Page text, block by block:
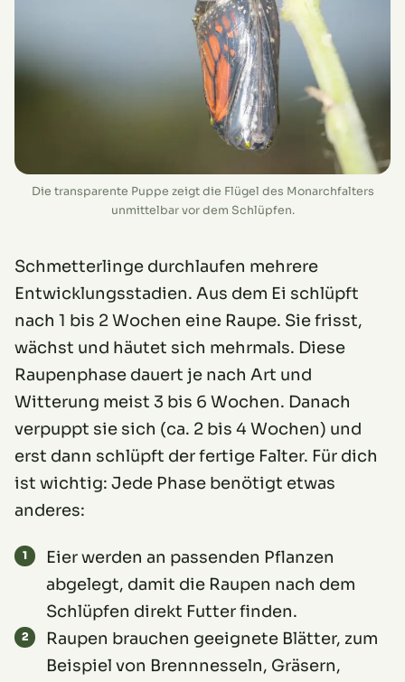
Die transparente Puppe zeigt die Flügel des Monarchfalters
unmittelbar vor dem Schlüpfen.
Schmetterlinge durchlaufen mehrere
Entwicklungsstadien. Aus dem Ei schlüpft
nach 1 bis 2 Wochen eine Raupe. Sie frisst,
wächst und häutet sich mehrmals. Diese
Raupenphase dauert je nach Art und
Witterung meist 3 bis 6 Wochen. Danach
verpuppt sie sich (ca. 2 bis 4 Wochen) und
erst dann schlüpft der fertige Falter. Für dich
ist wichtig: Jede Phase benötigt etwas
anderes:
Eier werden an passenden Pflanzen
abgelegt, damit die Raupen nach dem
Schlüpfen direkt Futter finden.
Raupen brauchen geeignete Blätter, zum
Beispiel von Brennnesseln, Gräsern,